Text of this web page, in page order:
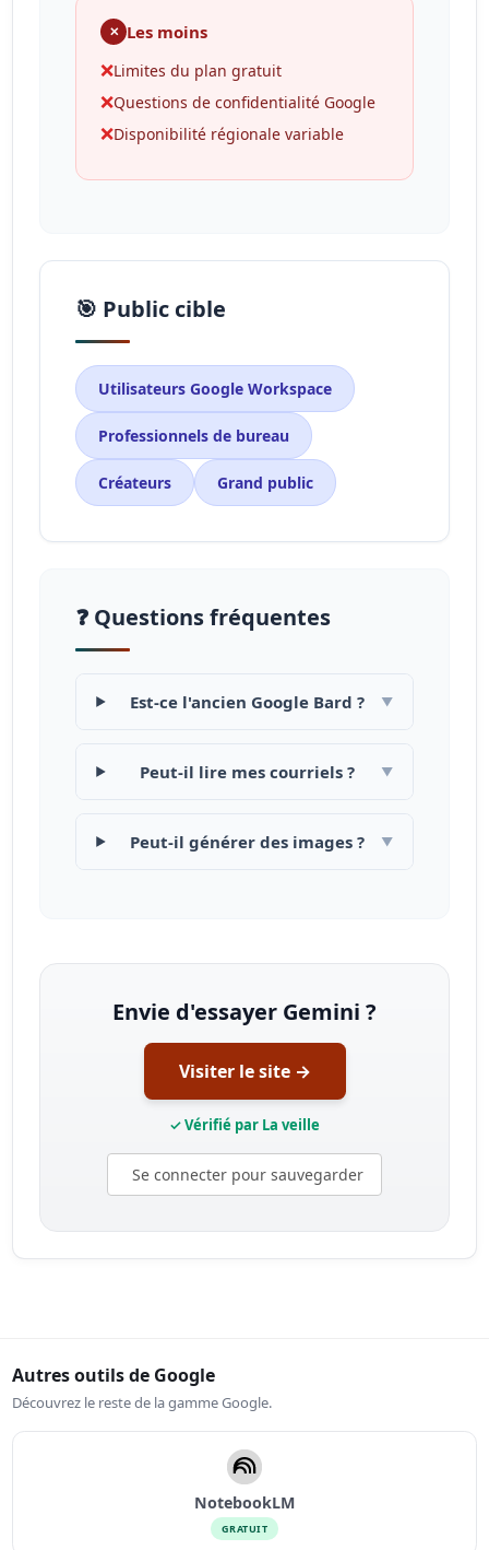
✕ Les moins
❌Limites du plan gratuit
❌Questions de confidentialité Google
❌Disponibilité régionale variable
🎯 Public cible
Utilisateurs Google Workspace
Professionnels de bureau
Créateurs Grand public
❓ Questions fréquentes
Est-ce l'ancien Google Bard ? ▼
Peut-il lire mes courriels ? ▼
Peut-il générer des images ? ▼
Envie d'essayer Gemini ?
Visiter le site →
✓ Vérifié par La veille
Se connecter pour sauvegarder
Autres outils de Google
Découvrez le reste de la gamme Google.
NotebookLM
GRATUIT